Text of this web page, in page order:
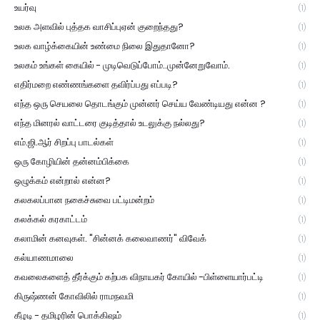
உயர்வு (1)
உலக அளவில் புத்தக வாசிப்புஏன் குறைந்தது? (1)
உலக வாழ்க்கையின் உண்மை நிலை இதுதானோ? (1)
உலகம் உங்கள் கையில் - முடிவெடுப்போம்..முன்னேறுவோம். (1)
எதிர்மறை எண்ணங்களை தவிர்ப்பது எப்படி? (1)
எந்த ஒரு செயலை தொடங்கும் முன்னர் செய்ய வேண்டியது என்ன ? (1)
எந்த மினரல் வாட்டரை குடித்தால் உடலுக்கு நல்லது? (1)
எம்.ஜி.ஆர் சிறப்பு பாடல்கள் (1)
ஒரு கோழியின் தன்னம்பிக்கை (1)
ஒழுக்கம் என்றால் என்ன? (1)
கலகலப்பான நகைச்சுவை பட்டிமன்றம் (1)
கலக்கல் கரகாட்டம் (1)
கலாமின் கனவுகள். "சின்னக் கலைவாணர்" விவேக் (1)
கல்யாணமாலை (1)
கவலைகளைத் தீர்க்கும் கற்பக விநாயகர் கோயில் -பிள்ளையார்பட்டி (1)
கிருஷ்ணன் கோவிலில் ராமநவமி (1)
கீழடி - தமிழரின் பொக்கிஷம் (1)